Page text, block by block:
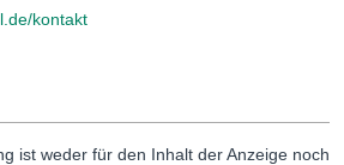
kontakt
ist weder für den Inhalt der Anzeige noch